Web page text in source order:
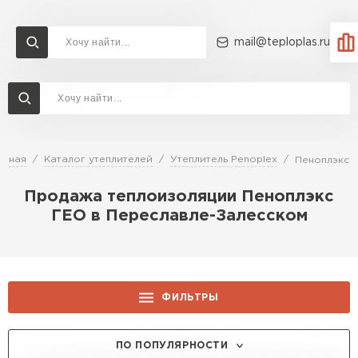
mail@teploplas.ru
Каталог утеплителей Утеплитель Penoplex Пеноплэкс
Продажа теплоизоляции Пеноплэкс
ГЕО в Переславле-Залесском
ФИЛЬТРЫ
ПО ПОПУЛЯРНОСТИ
Доставка и оплата
Перейти в каталог
Утеплитель Ветонит
Утеплитель Profiplex
ПЕРЕЙТИ
Утеплитель Rockwool